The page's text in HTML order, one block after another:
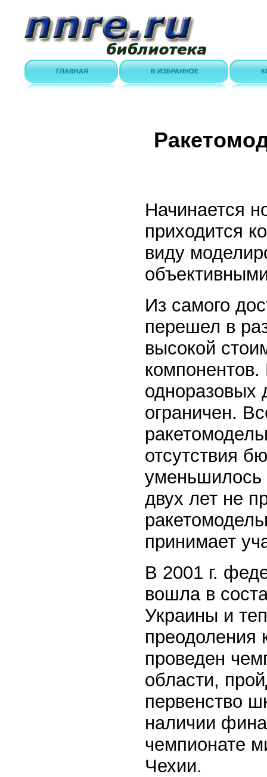
ГЛАВНАЯ В ИЗБРАННОЕ
Начинается
приходится
виду
Из самого
перешел в
высокой
одноразовых
ограничен.
отсутствия
уменьшилось
двух лет не
принимает
В 2001 г.
вошла в
Украины и
преодоления
проведен
области,
первенство
наличии
чемпионате
Чехии.